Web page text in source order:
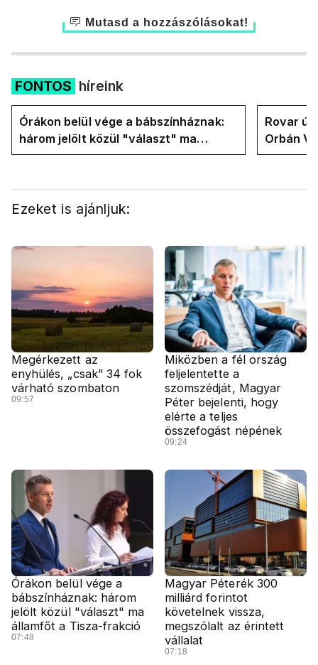
Mutasd a hozzászólásokat!
FONTOS híreink
Órákon belül vége a bábszínháznak:
három jelölt közül "választ" ma
államfőt a Tisza-frakció
Rovar
Orbán
felelős a
Ezeket is ajánljuk:
Megérkezett az
enyhülés, „csak” 34 fok
várható szombaton
09:57
Miközben a fél ország
feljelentette a
szomszédját, Magyar
Péter bejelenti, hogy
elérte a teljes
összefogást népének
09:24
Órákon belül vége a
bábszínháznak: három
jelölt közül "választ" ma
államfőt a Tisza-frakció
07:48
Magyar Péterék 300
milliárd forintot
követelnek vissza,
megszólalt az érintett
vállalat
07:18